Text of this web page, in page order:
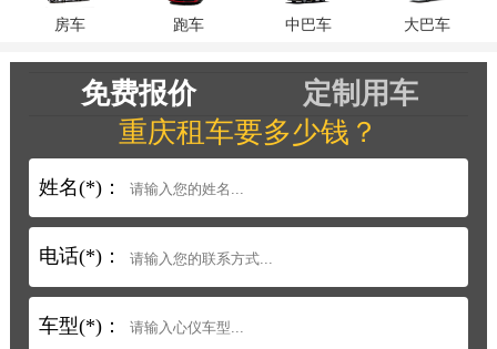
房车 跑车 中巴车 大巴车
免费报价
定制用车
重庆租车要多少钱？
姓名(*)：
电话(*)：
车型(*)：